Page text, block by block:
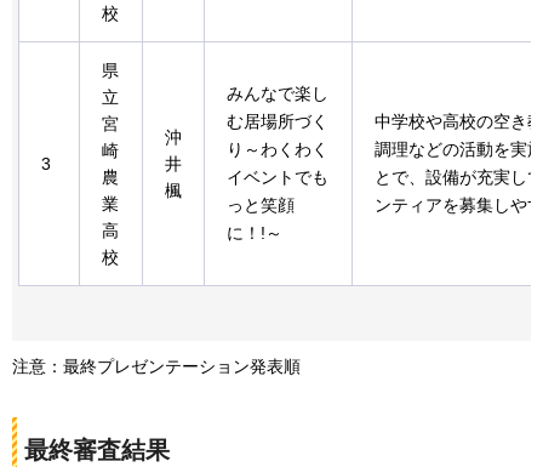
校
3
県
立
宮
崎
農
業
高
校
沖
井
楓
みんなで楽し
む居場所づく
り～わくわく
イベントでも
っと笑顔
に！!～
中学校や高校の空き
調理などの活動を実
とで、設備が充実し
ンティアを募集しや
注意：最終プレゼンテーション発表順
最終審査結果